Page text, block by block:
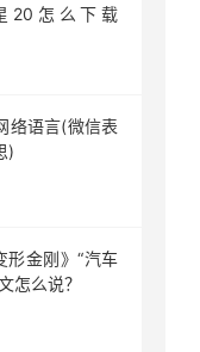
20怎么下载
络语言(微信表
)
金刚》“汽车
怎么说？